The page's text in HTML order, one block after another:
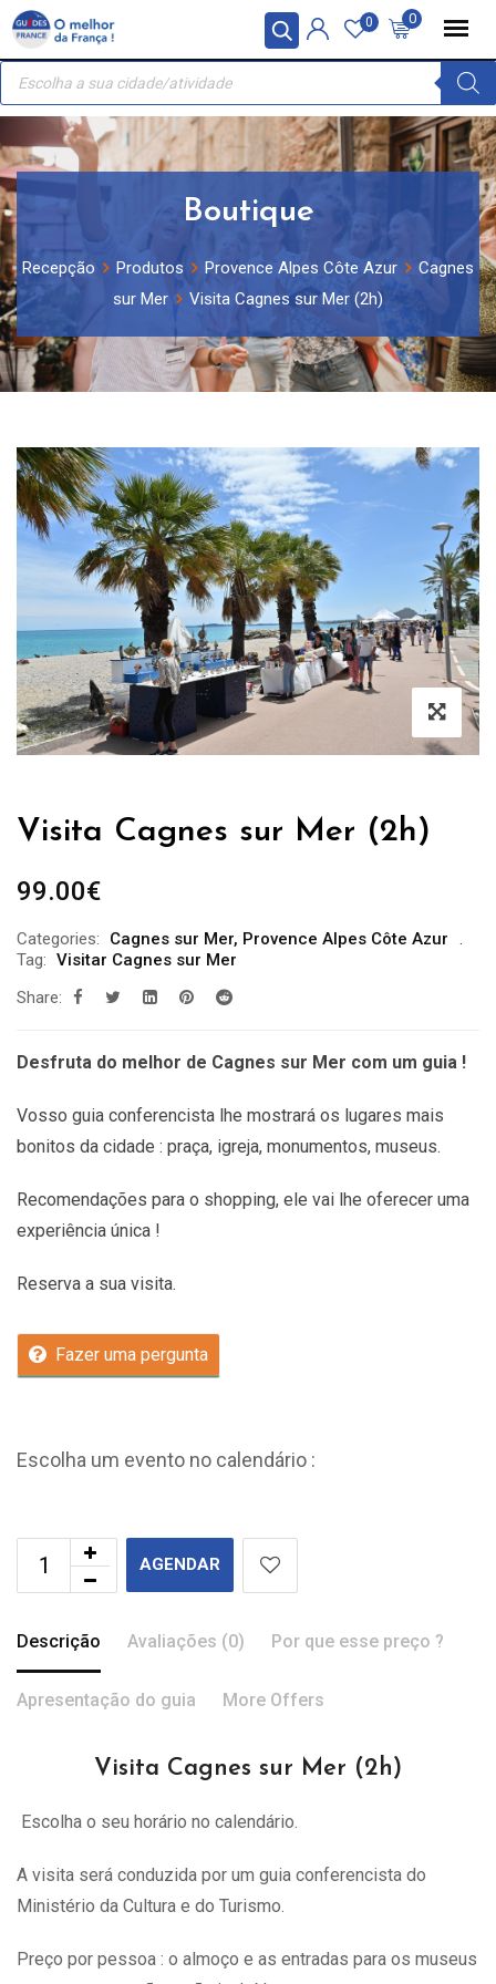
Painel de Gerenciamento de Cookies
Skip
content
0
0
Recherche
produits
Boutique
Recepção Produtos Provence Alpes Côte Azur
Cagnes
sur Mer
Visita Cagnes sur Mer (2h)
Visita Cagnes sur Mer (2h)
99.00€
Categories: Cagnes sur Mer, Provence Alpes Côte Azur
Tag: Visitar Cagnes sur Mer
Share:
Desfruta do melhor de Cagnes sur Mer com um guia !
Vosso guia conferencista lhe mostrará os lugares mais
bonitos da cidade : praça, igreja, monumentos, museus.
Recomendações para o shopping, ele vai lhe oferecer uma
experiência única !
Reserva a sua visita.
Fazer uma pergunta
Escolha um evento no calendário :
AGENDAR
Descrição Avaliações (0) Por que esse preço ?
Apresentação do guia More Offers
Visita Cagnes sur Mer (2h)
Escolha o seu horário no calendário.
A visita será conduzida por um guia conferencista do
Ministério da Cultura e do Turismo.
Preço por pessoa : o almoço e as entradas para os museus